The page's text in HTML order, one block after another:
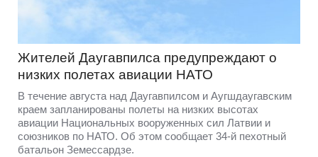
Жителей Даугавпилса предупреждают о
низких полетах авиации НАТО
В течение августа над Даугавпилсом и Аугшдаугавским
краем запланированы полеты на низких высотах
авиации Национальных вооруженных сил Латвии и
союзников по НАТО. Об этом сообщает 34-й пехотный
батальон Земессардзе.